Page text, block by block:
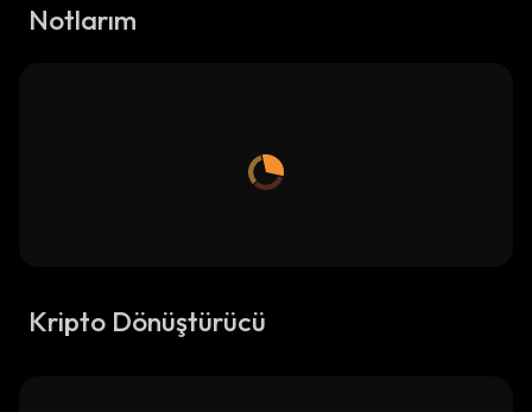
Notlarım
Kripto Dönüştürücü